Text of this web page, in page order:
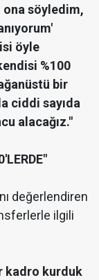
ona söyledim,
öyle
%100
bir
ciddi sayıda
alacağız."
değerlendiren
ilgili
kadro kurduk